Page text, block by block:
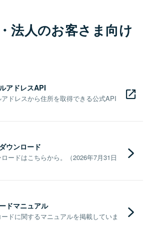
法人のお客さま向け
アドレスAPI
ドレスから住所を取得できる公式API
ウンロード
ードはこちらから。（2026年7月31日
ドマニュアル
ドに関するマニュアルを掲載していま